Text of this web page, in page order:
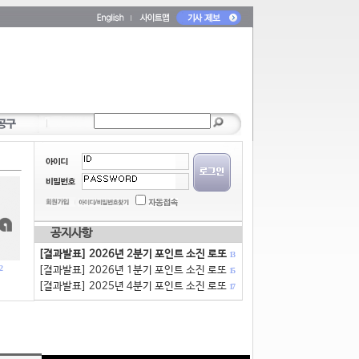
2
공지사항
[결과발표] 2026년 2분기 포인트 소진 로또 13
[결과발표] 2026년 1분기 포인트 소진 로또 15
[결과발표] 2025년 4분기 포인트 소진 로또 17